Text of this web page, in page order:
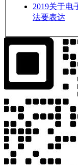
2019关于电
法要表达